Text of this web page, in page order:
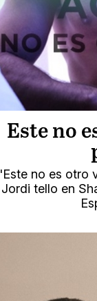
Este no
'Este no es otro
Jordi tello en